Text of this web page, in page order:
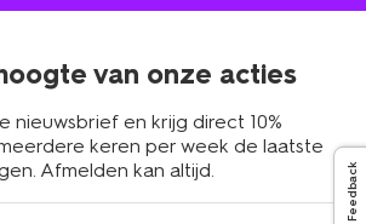
van onze acties
nieuwsbrief en krijg direct 10%
keren per week de laatste
Afmelden kan altijd.
Feedback